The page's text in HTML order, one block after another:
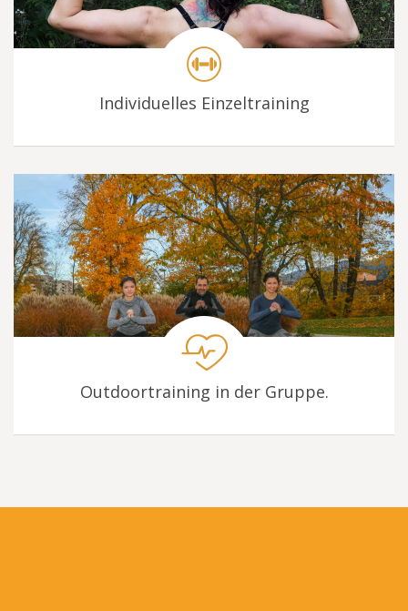
Individuelles Einzeltraining
Outdoortraining in der Gruppe.